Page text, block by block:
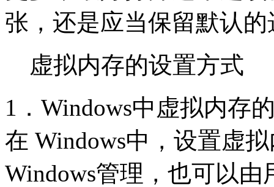
张，还是应当保留默认的
虚拟内存的设置方式
1．Windows中虚拟内存
在 Windows中，设置虚
Windows管理，也可以